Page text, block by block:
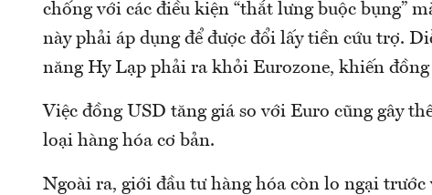
chống với các điều kiện “thắt lưng buộc bụng”
này phải áp dụng để được đổi lấy tiền cứu trợ.
năng Hy Lạp phải ra khỏi Eurozone, khiến
Việc đồng USD tăng giá so với Euro cũng gây
loại hàng hóa cơ bản.
Ngoài ra, giới đầu tư hàng hóa còn lo ngại